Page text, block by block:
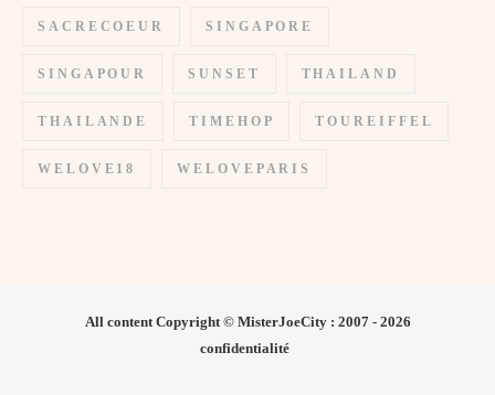
SACRECOEUR SINGAPORE
SINGAPOUR SUNSET THAILAND
THAILANDE TIMEHOP TOUREIFFEL
WELOVE18 WELOVEPARIS
All content Copyright © MisterJoeCity : 2007 - 2026
confidentialité